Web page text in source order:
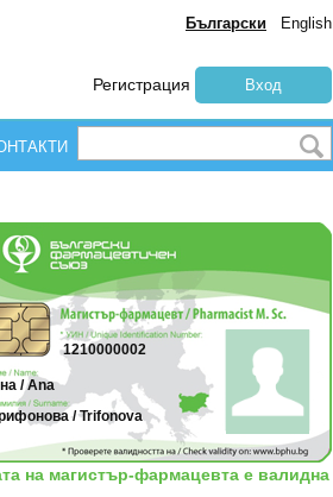
Български English
Регистрация Вход
1210000002
/ Ana
/ Trifonova
на магистър-фармацевта е валидна